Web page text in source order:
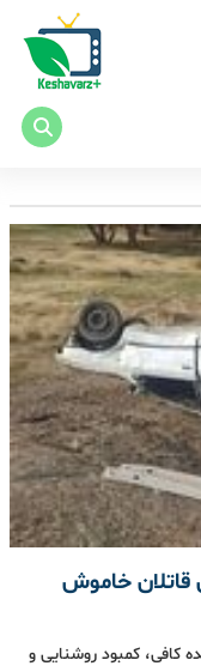
قاتلان خاموش
کافی، کمبود روشنایی و